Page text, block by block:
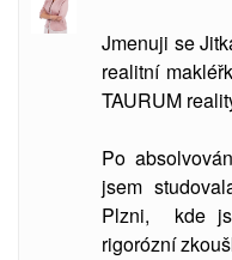
Jmenuji se
realitní
TAURUM
Po
jsem
Plzni, kde
rigorózní